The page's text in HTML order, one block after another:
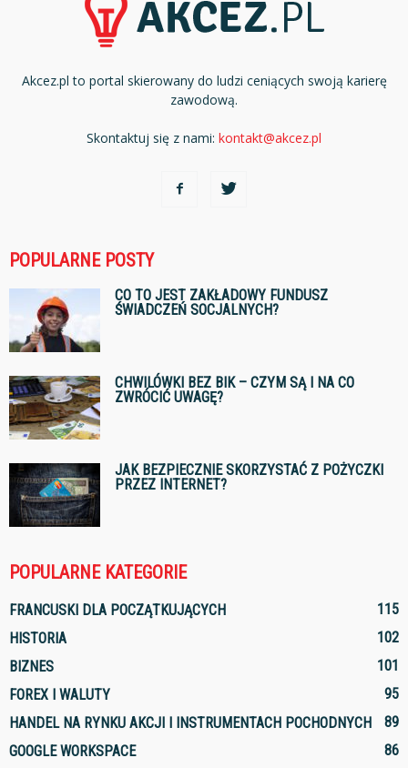
Akcez.pl to portal skierowany do ludzi ceniących swoją karierę
zawodową.
Skontaktuj się z nami: kontakt@akcez.pl
POPULARNE POSTY
CO TO JEST ZAKŁADOWY FUNDUSZ
ŚWIADCZEŃ SOCJALNYCH?
CHWILÓWKI BEZ BIK – CZYM SĄ I NA CO
ZWRÓCIĆ UWAGĘ?
JAK BEZPIECZNIE SKORZYSTAĆ Z POŻYCZKI
PRZEZ INTERNET?
POPULARNE KATEGORIE
FRANCUSKI DLA POCZĄTKUJĄCYCH
115
HISTORIA
102
BIZNES
101
FOREX I WALUTY
95
HANDEL NA RYNKU AKCJI I INSTRUMENTACH POCHODNYCH
89
GOOGLE WORKSPACE
86